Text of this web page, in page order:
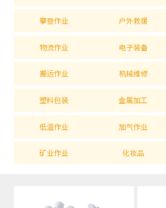
攀登作业 户外救援
物流作业 电子装备
搬运作业 机械维修
塑料包装 金属加工
低温作业 加气作业
矿业作业 化妆品